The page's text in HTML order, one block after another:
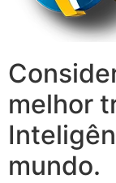
melhor
mundo.